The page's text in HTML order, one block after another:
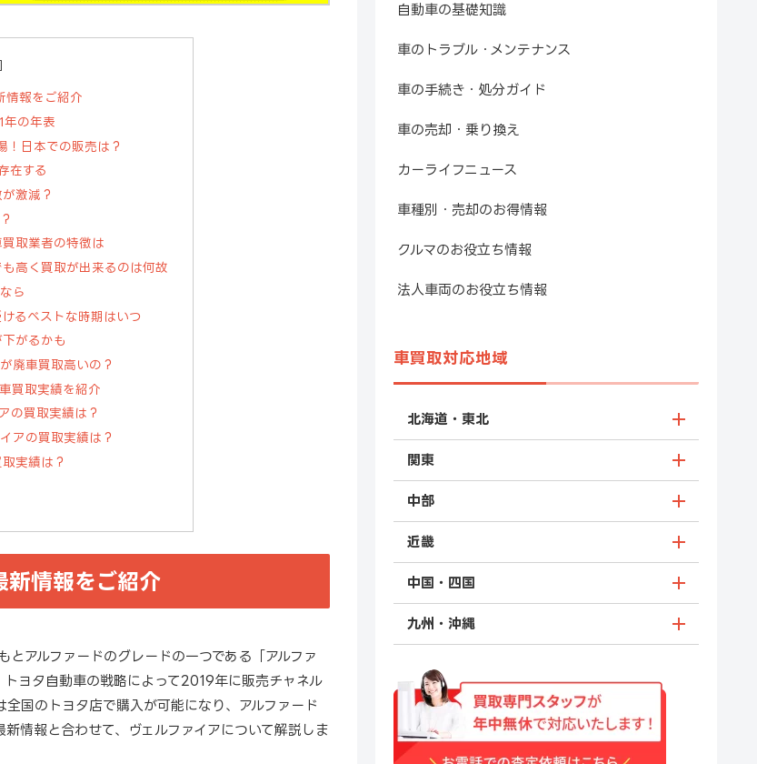
情報をご紹介
年の年表
！日本での販売は？
在する
激減？
取業者の特徴は
高く買取が出来るのは何故
ら
るベストな時期はいつ
がるかも
廃車買取高いの？
買取実績を紹介
の買取実績は？
アの買取実績は？
実績は？
新情報をご紹介
アルファードのグレードの一つである「アルファ
ヨタ自動車の戦略によって2019年に販売チャネル
国のトヨタ店で購入が可能になり、アルファード
情報と合わせて、ヴェルファイアについて解説しま
自動車の基礎知識
車のトラブル・メンテナンス
車の手続き・処分ガイド
車の売却・乗り換え
カーライフニュース
車種別・売却のお得情報
クルマのお役立ち情報
法人車両のお役立ち情報
車買取対応地域
北海道・東北
関東
中部
近畿
中国・四国
九州・沖縄